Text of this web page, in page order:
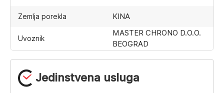
Jedinstvena usluga
Zemlja porekla KINA
Uvoznik
MASTER CHRONO D.O.O.
BEOGRAD